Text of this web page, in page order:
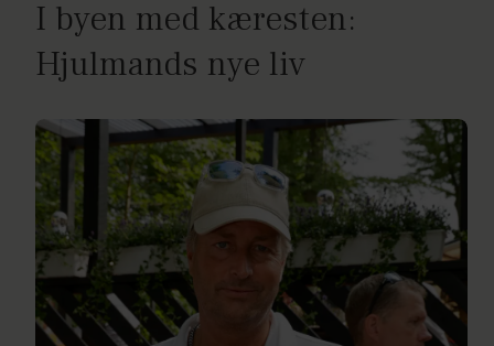
I byen med kæresten:
Hjulmands nye liv